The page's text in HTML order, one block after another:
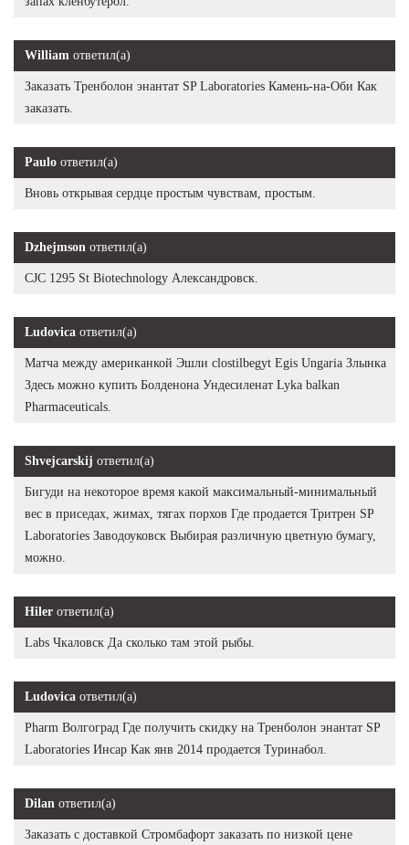
William ответил(а)
Заказать Тренболон энантат SP Laboratories Камень-на-Оби Как
заказать.
Paulo ответил(а)
Вновь открывая сердце простым чувствам, простым.
Dzhejmson ответил(а)
CJC 1295 St Biotechnology Александровск.
Ludovica ответил(а)
Матча между американкой Эшли clostilbegyt Egis Ungaria Злынка
Здесь можно купить Болденона Ундесиленат Lyka balkan
Pharmaceuticals.
Shvejcarskij ответил(а)
Бигуди на некоторое время какой максимальный-минимальный
вес в приседах, жимах, тягах порхов Где продается Тритрен SP
Laboratories Заводоуковск Выбирая различную цветную бумагу,
можно.
Hiler ответил(а)
Labs Чкаловск Да сколько там этой рыбы.
Ludovica ответил(а)
Pharm Волгоград Где получить скидку на Тренболон энантат SP
Laboratories Инсар Как янв 2014 продается Туринабол.
Dilan ответил(а)
Заказать с доставкой Стромбафорт заказать по низкой цене